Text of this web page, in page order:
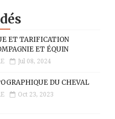
ET TARIFICATION
ET ÉQUIN
Jul 08, 2024
DU CHEVAL
Oct 23, 2023